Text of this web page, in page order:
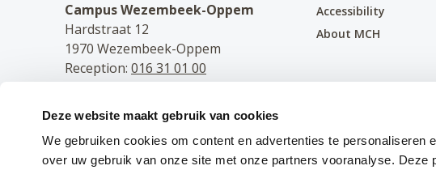
Deze website maakt gebruik van cookies
We gebruiken cookies om content en advertenties te
over uw gebruik van onze site met onze partners vooranalyse.
Campus Wezembeek-Oppem
Hardstraat 12
1970 Wezembeek-Oppem
Reception: 016 31 01 00
Follow us
Facebook
Instagram
Accessibility
About MCH